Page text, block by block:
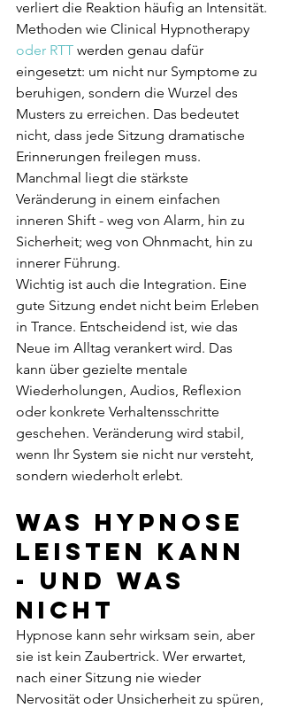
verliert die Reaktion häufig an Intensität.
Methoden wie Clinical Hypnotherapy
oder RTT werden genau dafür
eingesetzt: um nicht nur Symptome zu
beruhigen, sondern die Wurzel des
Musters zu erreichen. Das bedeutet
nicht, dass jede Sitzung dramatische
Erinnerungen freilegen muss.
Manchmal liegt die stärkste
Veränderung in einem einfachen
inneren Shift - weg von Alarm, hin zu
Sicherheit; weg von Ohnmacht, hin zu
innerer Führung.
Wichtig ist auch die Integration. Eine
gute Sitzung endet nicht beim Erleben
in Trance. Entscheidend ist, wie das
Neue im Alltag verankert wird. Das
kann über gezielte mentale
Wiederholungen, Audios, Reflexion
oder konkrete Verhaltensschritte
geschehen. Veränderung wird stabil,
wenn Ihr System sie nicht nur versteht,
sondern wiederholt erlebt.
Was Hypnose
leisten kann
- und was
nicht
Hypnose kann sehr wirksam sein, aber
sie ist kein Zaubertrick. Wer erwartet,
nach einer Sitzung nie wieder
Nervosität oder Unsicherheit zu spüren,